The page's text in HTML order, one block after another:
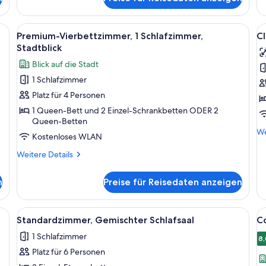
Schlafsaal,
Nur
Fraueneinem großen Bett mit weißer Bettwäsche und einem kleinen Tisch
Alle
Fotos
für
Premium-
Vierbettzimmer,
1
Schlafzimmer,
Stadtblick
anzeigen
Ein Hotelzimmer mit einem Bett,
5
Premium-Vierbettzimmer, 1 Schlafzimmer,
Stadtblick
Blick auf die Stadt
1 Schlafzimmer
Platz für 4 Personen
1 Queen-Bett und 2 Einzel-Schrankbetten ODER 2
Queen-Betten
Kostenloses WLAN
Weitere Details
Weitere
Vierbettzimmer,
Schlafzimmer,
Preise für Reisedaten anzeigen
Holzboden und einem Fenster mit Vorhängen.
Alle
Fotos
für
Standardzimmer,
Ein schmaler Korridor mit
5
Standardzimmer, Gemischter Schlafsaal
1 Schlafzimmer
Platz für 6 Personen